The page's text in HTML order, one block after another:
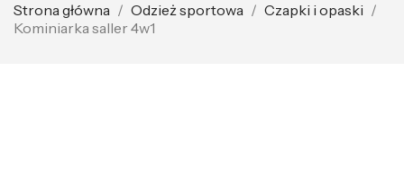
Strona główna Odzież sportowa
Czapki i opaski
Kominiarka saller 4w1